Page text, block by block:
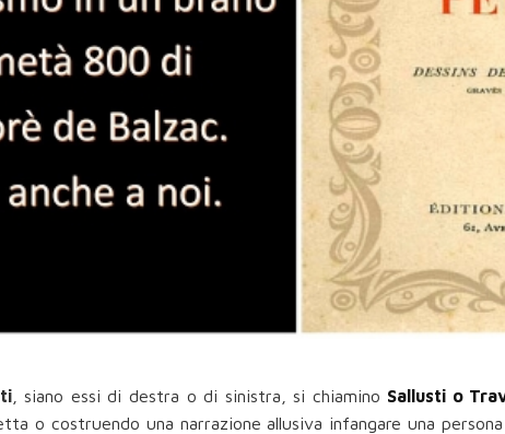
, siano essi di destra o di sinistra, si chiamino Sallusti o
o costruendo una narrazione allusiva infangare una